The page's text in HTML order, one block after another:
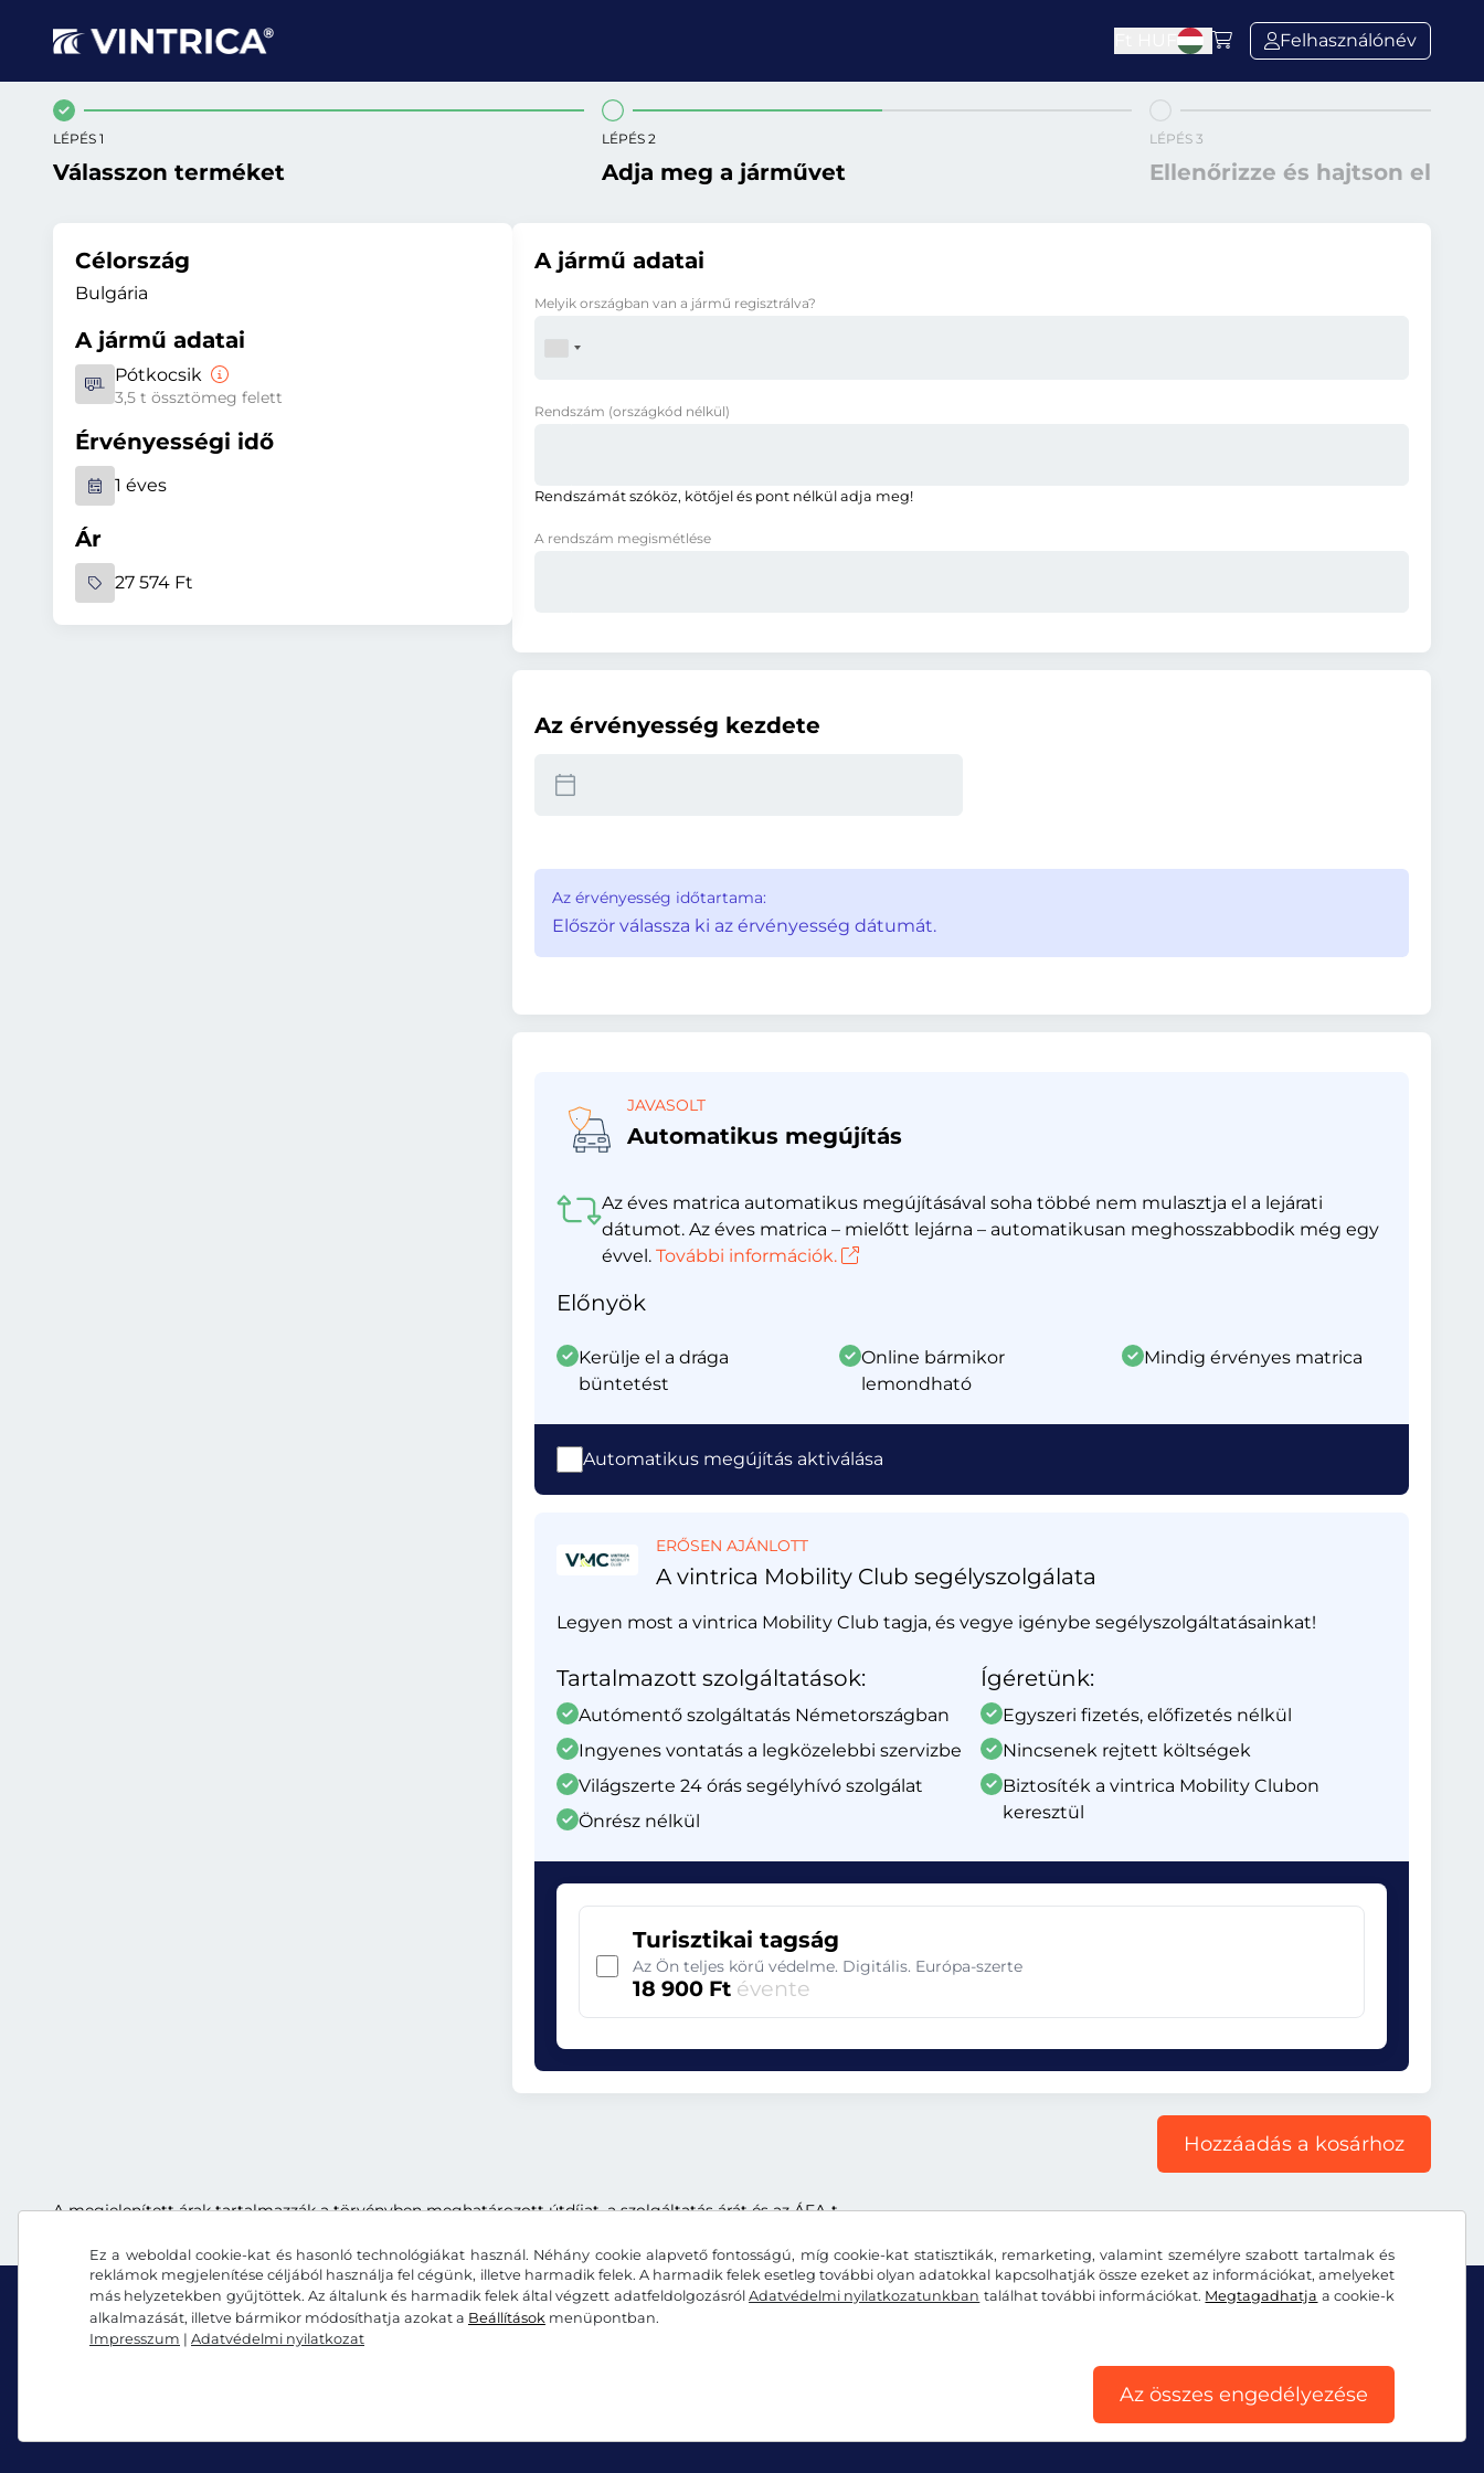
Ez a weboldal cookie-kat és hasonló technológiákat használ. Néhány cookie alapvető fontosságú, míg cookie-kat statisztikák, remarketing, valamint személyre szabott tartalmak és
reklámok megjelenítése céljából használja fel cégünk, illetve harmadik felek. A harmadik felek esetleg további olyan adatokkal kapcsolhatják össze ezeket az információkat, amelyeket
más helyzetekben gyűjtöttek. Az általunk és harmadik felek által végzett adatfeldolgozásrólAdatvédelmi nyilatkozatunkban találhat további információkat. Megtagadhatja a cookie-k
alkalmazását, illetve bármikor módosíthatja azokat a Beállítások menüpontban.
Impresszum | Adatvédelmi nyilatkozat
Az összes engedélyezése
Felhasználónév
LÉPÉS 1
Válasszon terméket
LÉPÉS 2
Adja meg a járművet
LÉPÉS 3
Ellenőrizze és hajtson el
Célország
Bulgária
A jármű adatai
Pótkocsik
3,5 t össztömeg felett
Érvényességi idő
1 éves
Ár
27 574 Ft
A jármű adatai
Melyik országban van a jármű regisztrálva?
Rendszám (országkód nélkül)
Rendszámát szóköz, kötőjel és pont nélkül adja meg!
A rendszám megismétlése
Az érvényesség kezdete
Az érvényesség időtartama:
Először válassza ki az érvényesség dátumát.
JAVASOLT
Automatikus megújítás
Az éves matrica automatikus megújításával soha többé nem mulasztja el a lejárati
dátumot. Az éves matrica – mielőtt lejárna – automatikusan meghosszabbodik még egy
évvel. További információk.
Előnyök
Kerülje el a drága
büntetést
Online bármikor
lemondható
Mindig érvényes matrica
Automatikus megújítás aktiválása
ERŐSEN AJÁNLOTT
A vintrica Mobility Club segélyszolgálata
Legyen most a vintrica Mobility Club tagja, és vegye igénybe segélyszolgáltatásainkat!
Tartalmazott szolgáltatások:
Autómentő szolgáltatás Németországban
Ingyenes vontatás a legközelebbi szervizbe
Világszerte 24 órás segélyhívó szolgálat
Önrész nélkül
Ígéretünk:
Egyszeri fizetés, előfizetés nélkül
Nincsenek rejtett költségek
Biztosíték a vintrica Mobility Clubon
keresztül
Turisztikai tagság
Az Ön teljes körű védelme. Digitális. Európa-szerte
18 900 Ft évente
Hozzáadás a kosárhoz
A megjelenített árak tartalmazzák a törvényben meghatározott útdíjat, a szolgáltatás árát és az ÁFA-t.